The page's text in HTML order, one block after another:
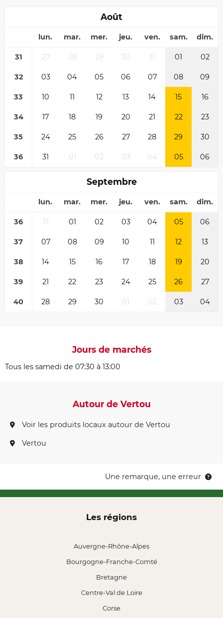
Août
lun. mar. mer. jeu. ven. sam. dim.
31 27 28 29 30 31 01 02
32 03 04 05 06 07 08 09
33 10 11 12 13 14 15 16
34 17 18 19 20 21 22 23
35 24 25 26 27 28 29 30
36 31 01 02 03 04 05 06
Septembre
lun. mar. mer. jeu. ven. sam. dim.
36 31 01 02 03 04 05 06
37 07 08 09 10 11 12 13
38 14 15 16 17 18 19 20
39 21 22 23 24 25 26 27
40 28 29 30 01 02 03 04
Jours de marchés
Tous les samedi de 07:30 à 13:00
Autour de Vertou
Voir les produits locaux autour de Vertou
Vertou
Une remarque, une erreur
Les régions
Auvergne-Rhône-Alpes
Bourgogne-Franche-Comté
Bretagne
Centre-Val de Loire
Corse